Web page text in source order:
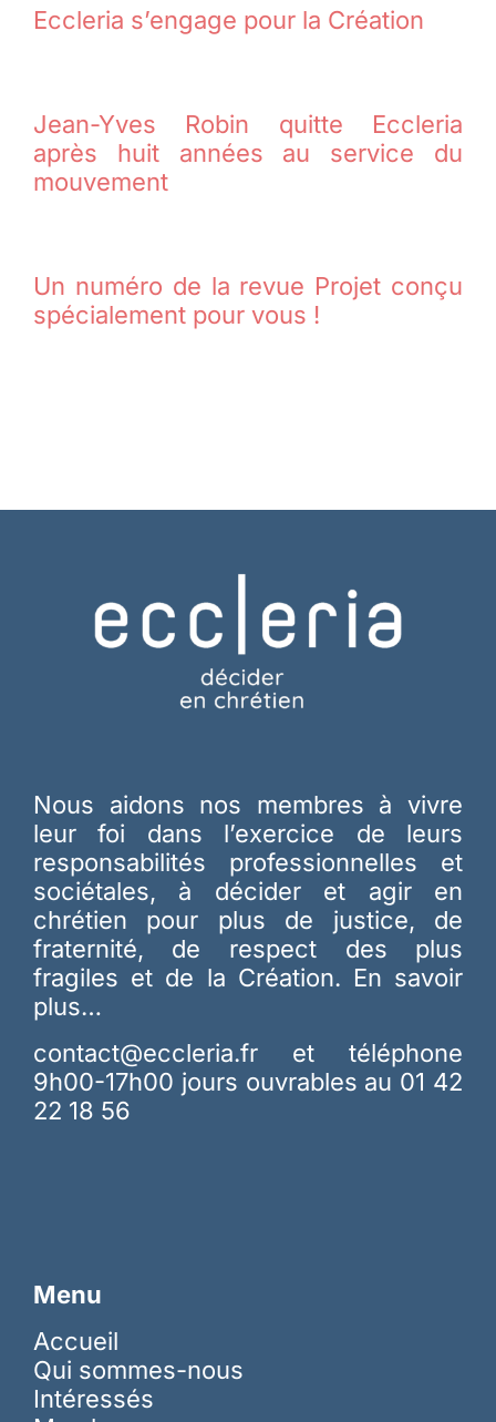
Eccleria s’engage pour la Création
Jean-Yves Robin quitte Eccleria
après huit années au service du
mouvement
Un numéro de la revue Projet conçu
spécialement pour vous !
Nous aidons nos membres à vivre
leur foi dans l’exercice de leurs
responsabilités professionnelles et
sociétales, à décider et agir en
chrétien pour plus de justice, de
fraternité, de respect des plus
fragiles et de la Création. En savoir
plus…
contact@eccleria.fr et téléphone
9h00-17h00 jours ouvrables au 01 42
22 18 56
Menu
Accueil
Qui sommes-nous
Intéressés